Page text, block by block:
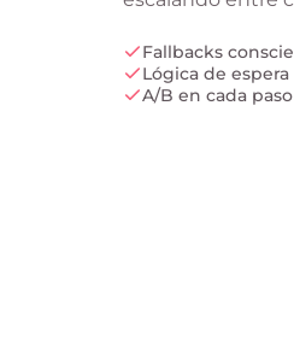
Fallbacks
Lógica de espera
A/B en cada paso